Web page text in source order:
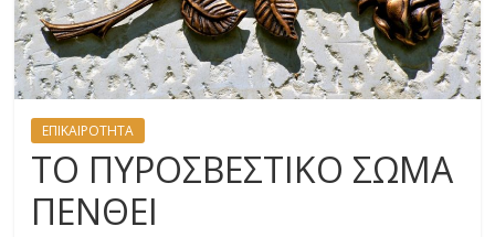
ΕΠΙΚΑΙΡΟΤΗΤΑ
ΤΟ ΠΥΡΟΣΒΕΣΤΙΚΟ ΣΩΜΑ
ΠΕΝΘΕΙ